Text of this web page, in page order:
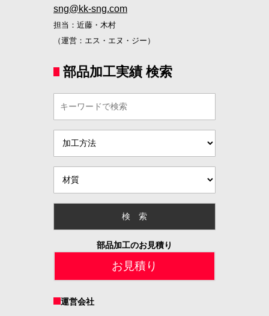
sng@kk-sng.com
担当：近藤・木村
（運営：エス・エヌ・ジー）
部品加工実績 検索
部品加工のお見積り
お見積り
運営会社